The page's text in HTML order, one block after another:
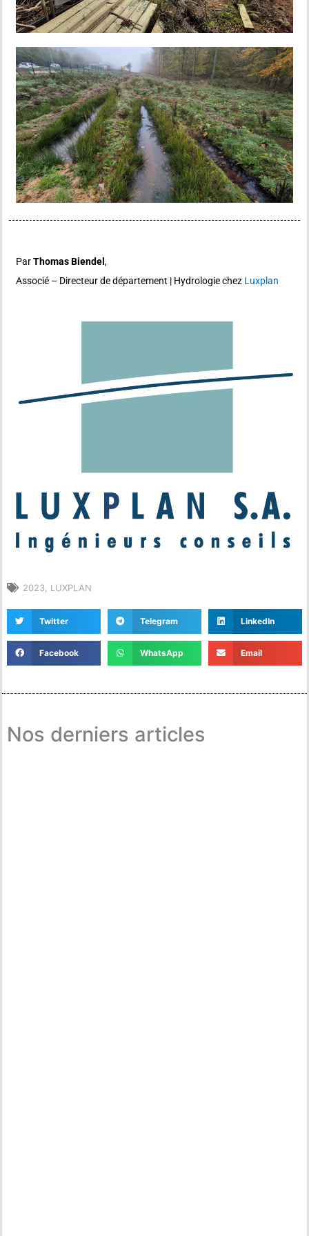
ParThomas Biendel ,
Associé – Directeur de département | Hydrologie chez Luxplan
2023 LUXPLAN
Twitter Telegram LinkedIn
Facebook WhatsApp Email
Nos derniers articles